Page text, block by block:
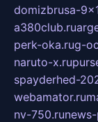
domizbrusa-
a380club.ru
perk-oka.rug-
naruto-x.ru
spayderhed-
webamator.ru
nv-750.ru